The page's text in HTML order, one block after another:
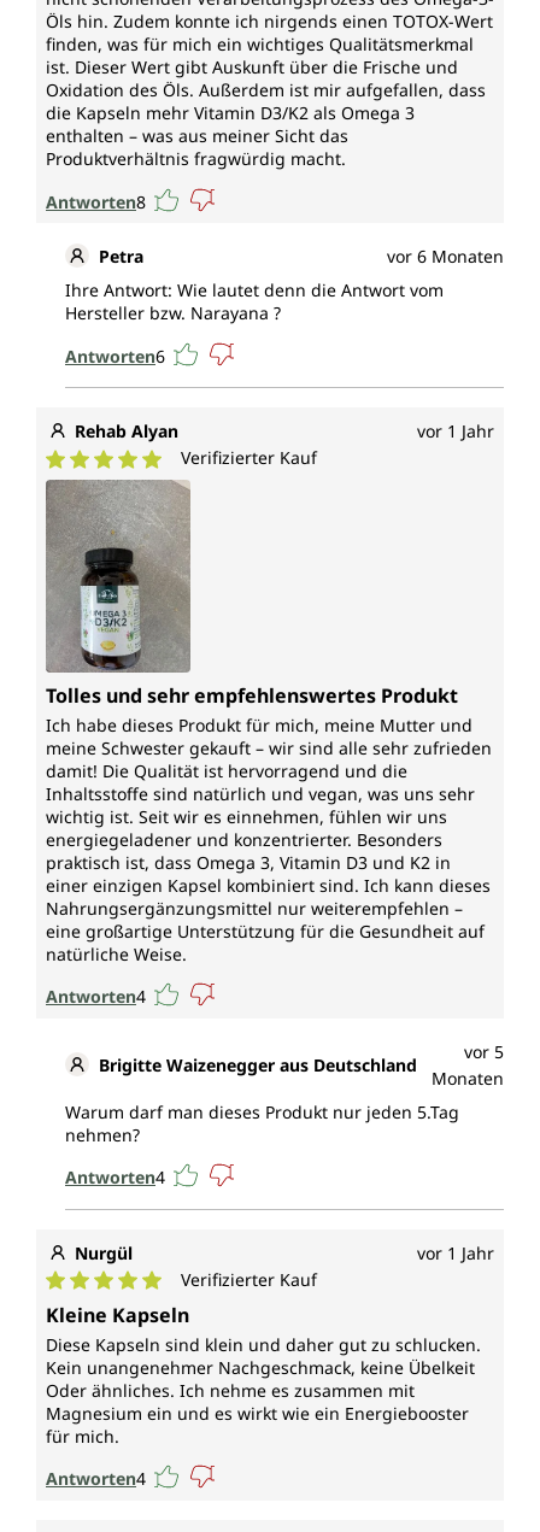
vegan.
Öls hin. Zudem konnte ich nirgends einen TOTOX-Wert
finden, was für mich ein wichtiges Qualitätsmerkmal
ist. Dieser Wert gibt Auskunft über die Frische und
Oxidation des Öls. Außerdem ist mir aufgefallen, dass
die Kapseln mehr Vitamin D3/K2 als Omega 3
enthalten – was aus meiner Sicht das
Produktverhältnis fragwürdig macht.
Antworten8
Petra
vor 6 Monaten
Ihre Antwort: Wie lautet denn die Antwort vom
Hersteller bzw. Narayana ?
Antworten6
Rehab Alyan vor 1 Jahr
Durchschnittliche Bewertung von 5 von 5 Sternen
Verifizierter Kauf
Tolles und sehr empfehlenswertes Produkt
Ich habe dieses Produkt für mich, meine Mutter und
meine Schwester gekauft – wir sind alle sehr zufrieden
damit! Die Qualität ist hervorragend und die
Inhaltsstoffe sind natürlich und vegan, was uns sehr
wichtig ist. Seit wir es einnehmen, fühlen wir uns
energiegeladener und konzentrierter. Besonders
praktisch ist, dass Omega 3, Vitamin D3 und K2 in
einer einzigen Kapsel kombiniert sind. Ich kann dieses
Nahrungsergänzungsmittel nur weiterempfehlen –
eine großartige Unterstützung für die Gesundheit auf
natürliche Weise.
Antworten4
Brigitte Waizenegger aus Deutschland
vor 5
Monaten
Warum darf man dieses Produkt nur jeden 5.Tag
nehmen?
Antworten4
Nurgül vor 1 Jahr
Durchschnittliche Bewertung von 5 von 5 Sternen
Verifizierter Kauf
Kleine Kapseln
Diese Kapseln sind klein und daher gut zu schlucken.
Kein unangenehmer Nachgeschmack, keine Übelkeit
Oder ähnliches. Ich nehme es zusammen mit
Magnesium ein und es wirkt wie ein Energiebooster
für mich.
Antworten4